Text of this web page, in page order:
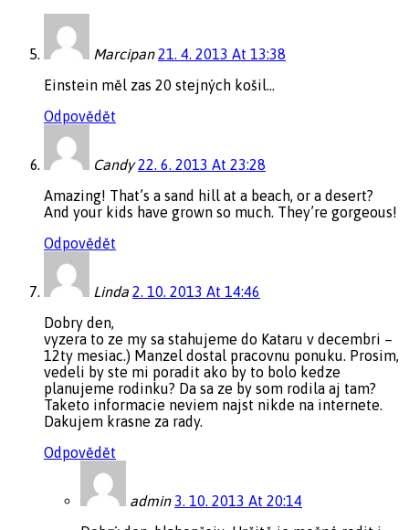
Marcipan 21. 4. 2013 At 13:38
Einstein měl zas 20 stejných košil…
Odpovědět
Candy 22. 6. 2013 At 23:28
Amazing! That’s a sand hill at a beach, or a desert?
And your kids have grown so much. They’re gorgeous!
Odpovědět
Linda 2. 10. 2013 At 14:46
Dobry den,
vyzera to ze my sa stahujeme do Kataru v decembri –
12ty mesiac.) Manzel dostal pracovnu ponuku. Prosim,
vedeli by ste mi poradit ako by to bolo kedze
planujeme rodinku? Da sa ze by som rodila aj tam?
Taketo informacie neviem najst nikde na internete.
Dakujem krasne za rady.
Odpovědět
admin 3. 10. 2013 At 20:14